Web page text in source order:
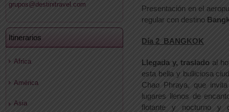
grupos@destinitravel.com
Itinerarios
Africa
América
Asia
Presentación en el
regular con destino
Día 2 BANGKOK
Llegada y, traslado al
esta bella y bulliciosa
Chao Phraya, que
lugares llenos de
flotante y nocturno y